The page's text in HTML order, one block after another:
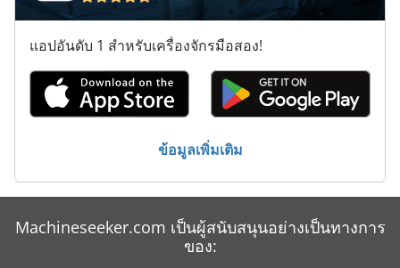
แอปอันดับ 1 สำหรับเครื่องจักรมือสอง!
ข้อมูลเพิ่มเติม
Machineseeker.com เป็นผู้สนับสนุนอย่างเป็นทางการ
ของ: